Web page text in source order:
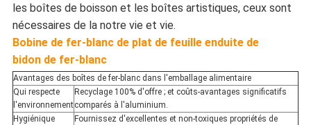
les boîtes de boisson et les boîtes artistiques, ceux sont
nécessaires de la notre vie et vie.
Bobine de fer-blanc de plat de feuille enduite de
bidon de fer-blanc
Avantages des boîtes de fer-blanc dans l'emballage alimentaire
Qui respecte
l'environnement
Recyclage 100% d'offre ; et coûts-avantages significatifs
comparés à l'aluminium.
Hygiénique
Fournissez d'excellentes et non-toxiques propriétés de